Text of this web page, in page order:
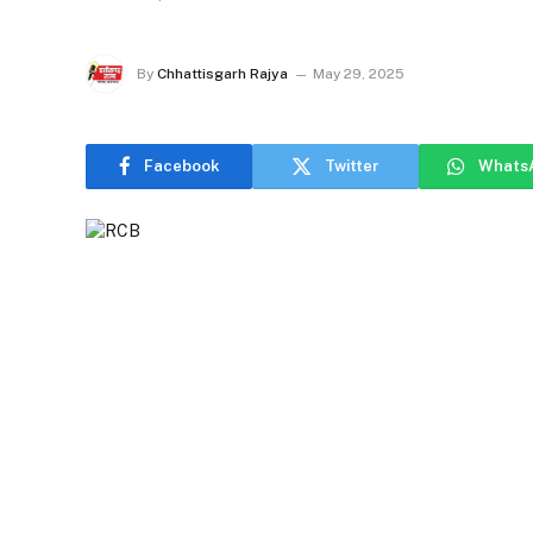
By Chhattisgarh Rajya May 29, 2025
Facebook Twitter